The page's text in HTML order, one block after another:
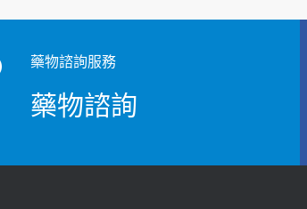
藥物諮詢服務
藥物諮詢